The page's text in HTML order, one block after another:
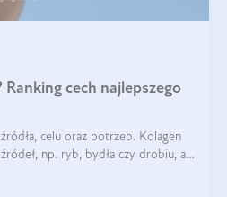
cech najlepszego
celu oraz potrzeb. Kolagen
np. ryb, bydła czy drobiu, a